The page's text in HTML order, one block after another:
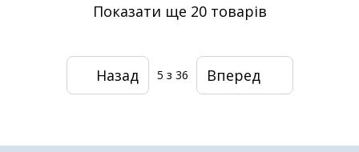
Показати ще 20 товарів
Назад 5 з 36 Вперед